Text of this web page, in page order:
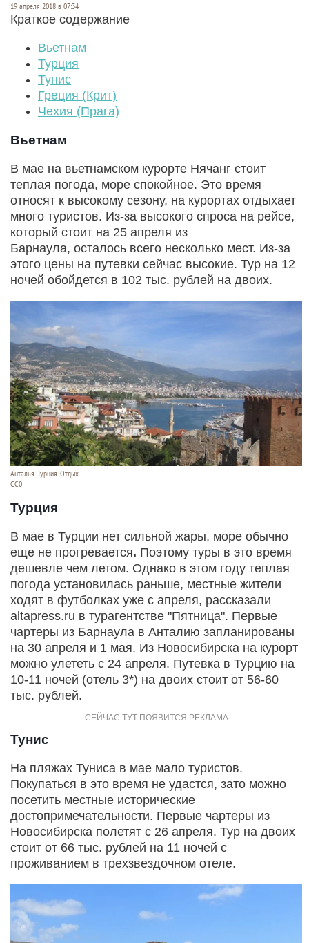
19 апреля 2018 в 07:34
Краткое содержание
Вьетнам
Турция
Тунис
Греция (Крит)
Чехия (Прага)
Вьетнам
В мае на вьетнамском курорте Нячанг стоит
теплая погода, море спокойное. Это время
относят к высокому сезону, на курортах отдыхает
много туристов. Из-за высокого спроса на рейсе,
который стоит на 25 апреля из
Барнаула, осталось всего несколько мест. Из-за
этого цены на путевки сейчас высокие. Тур на 12
ночей обойдется в 102 тыс. рублей на двоих.
Анталья. Турция. Отдых.
СС0
Турция
В мае в Турции нет сильной жары, море обычно
еще не прогревается. Поэтому туры в это время
дешевле чем летом. Однако в этом году теплая
погода установилась раньше, местные жители
ходят в футболках уже с апреля, рассказали
altapress.ru в турагентстве "Пятница". Первые
чартеры из Барнаула в Анталию запланированы
на 30 апреля и 1 мая. Из Новосибирска на курорт
можно улететь с 24 апреля. Путевка в Турцию на
10-11 ночей (отель 3*) на двоих стоит от 56-60
тыс. рублей.
Тунис
На пляжах Туниса в мае мало туристов.
Покупаться в это время не удастся, зато можно
посетить местные исторические
достопримечательности. Первые чартеры из
Новосибирска полетят с 26 апреля. Тур на двоих
стоит от 66 тыс. рублей на 11 ночей с
проживанием в трехзвездочном отеле.